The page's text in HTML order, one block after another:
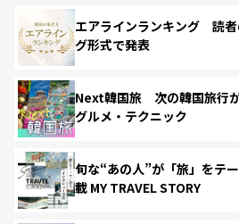
エアラインランキング 読
グ形式で発表
Next韓国旅 次の韓国旅行
グルメ・テクニック
旬な“あの人”が「旅」をテ
載 MY TRAVEL STORY